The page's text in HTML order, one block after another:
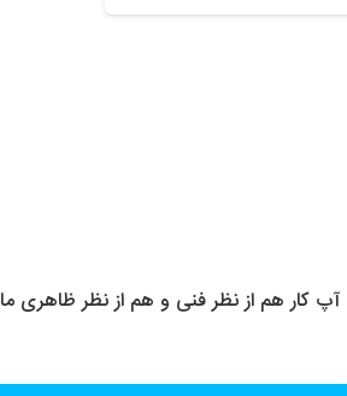
کار هم از نظر فنی و هم از نظر ظاهری